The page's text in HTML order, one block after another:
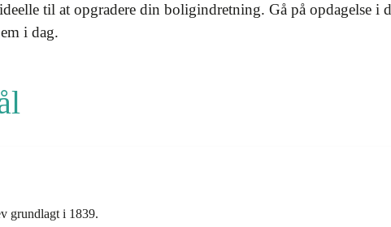
til at opgradere din boligindretning. Gå på opdagelse i
i dag.
grundlagt i 1839.